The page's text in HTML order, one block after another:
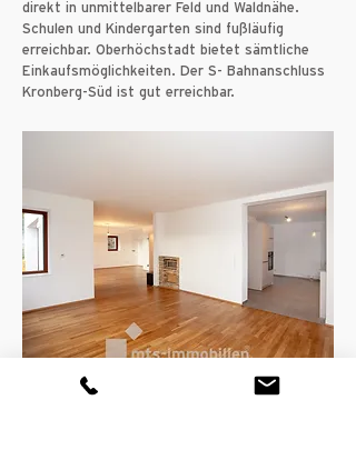
direkt in unmittelbarer Feld und Waldnähe.
Schulen und Kindergarten sind fußläufig
erreichbar. Oberhöchstadt bietet sämtliche
Einkaufsmöglichkeiten. Der S- Bahnanschluss
Kronberg-Süd ist gut erreichbar.